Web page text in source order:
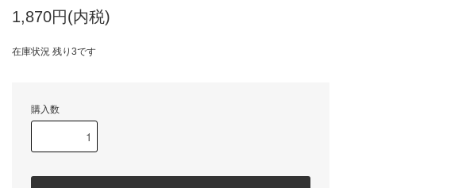
1,870円(内税)
在庫状況 残り3です
購入数